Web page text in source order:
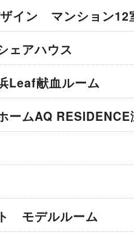
イン マンション12
ェアハウス
Leaf献血ルーム
ームAQ
モデルルーム